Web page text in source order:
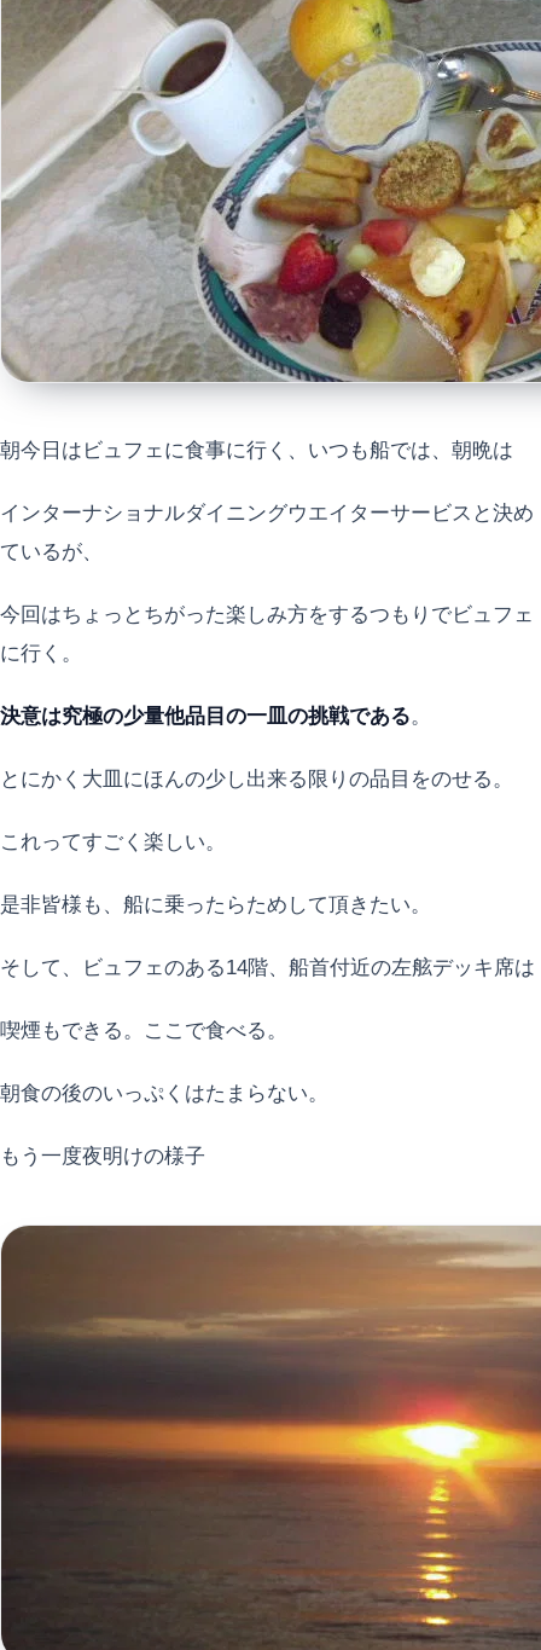
朝今日はビュフェに食事に行く、いつも船では、朝晩は
インターナショナルダイニングウエイターサービスと決め
ているが、
今回はちょっとちがった楽しみ方をするつもりでビュフェ
に行く。
決意は究極の少量他品目の一皿の挑戦である。
とにかく大皿にほんの少し出来る限りの品目をのせる。
これってすごく楽しい。
是非皆様も、船に乗ったらためして頂きたい。
そして、ビュフェのある14階、船首付近の左舷デッキ席は
喫煙もできる。ここで食べる。
朝食の後のいっぷくはたまらない。
もう一度夜明けの様子